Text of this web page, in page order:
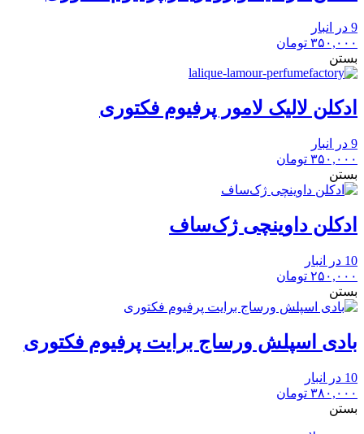
9 در انبار
۳۵۰,۰۰۰ تومان
بستن
ادکلن لالیک لامور پرفیوم فکتوری
9 در انبار
۳۵۰,۰۰۰ تومان
بستن
ادکلن داوینچی ژک‌ساف
10 در انبار
۲۵۰,۰۰۰ تومان
بستن
بادی اسپلش ورساج برایت پرفیوم فکتوری
10 در انبار
۳۸۰,۰۰۰ تومان
بستن